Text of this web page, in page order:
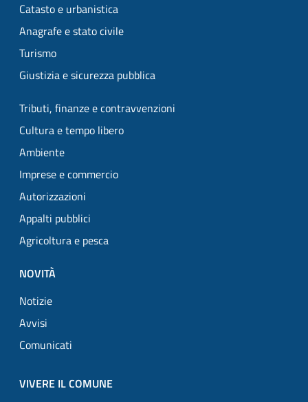
Catasto e urbanistica
Anagrafe e stato civile
Turismo
Giustizia e sicurezza pubblica
Tributi, finanze e contravvenzioni
Cultura e tempo libero
Ambiente
Imprese e commercio
Autorizzazioni
Appalti pubblici
Agricoltura e pesca
NOVITÀ
Notizie
Avvisi
Comunicati
VIVERE IL COMUNE